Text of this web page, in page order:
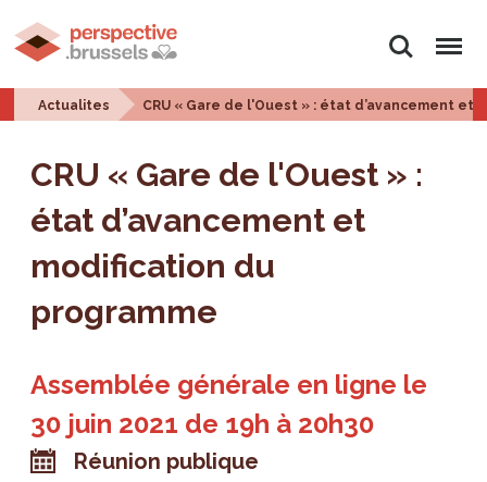
Rechercher
Menu
Actualites CRU « Gare de l'Ouest » : état d’avancement et
CRU « Gare de l'Ouest » :
état d’avancement et
modification du
programme
Assemblée générale en ligne le
30 juin 2021 de 19h à 20h30
Réunion publique